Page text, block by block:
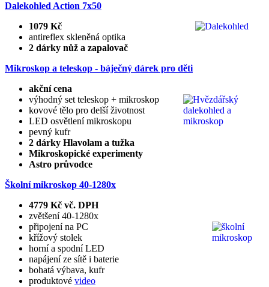
Dalekohled Action 7x50
1079 Kč
antireflex skleněná optika
2 dárky nůž a zapalovač
Mikroskop a teleskop - báječný dárek pro děti
akční cena
výhodný set teleskop + mikroskop
kovové tělo pro delší životnost
LED osvětlení mikroskopu
pevný kufr
2 dárky Hlavolam a tužka
Mikroskopické experimenty
Astro průvodce
Školní mikroskop 40-1280x
4779 Kč vč. DPH
zvětšení 40-1280x
připojení na PC
křížový stolek
horní a spodní LED
napájení ze sítě i baterie
bohatá výbava, kufr
produktové video